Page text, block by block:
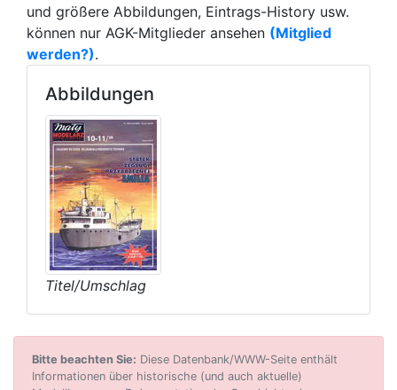
und größere Abbildungen, Eintrags-History usw.
können nur AGK-Mitglieder ansehen (Mitglied
werden?).
Abbildungen
Titel/Umschlag
Bitte beachten Sie: Diese Datenbank/WWW-Seite enthält
Informationen über historische (und auch aktuelle)